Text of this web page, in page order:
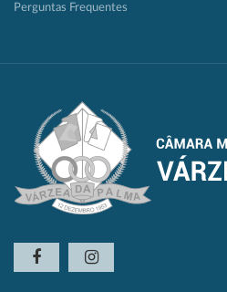
Perguntas Frequentes